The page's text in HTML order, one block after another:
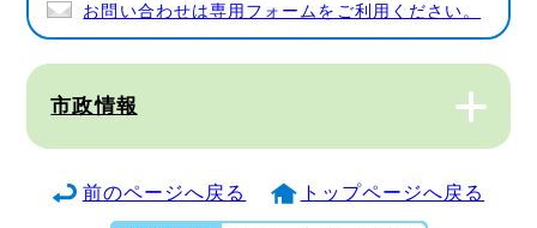
お問い合わせは専用フォームをご利用ください。
市政情報
前のページへ戻る トップページへ戻る